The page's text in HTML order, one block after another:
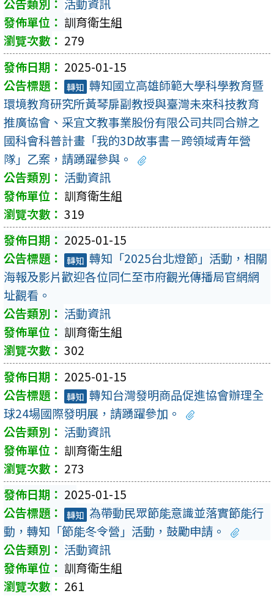
活動資訊
訓育衛生組
279
2025-01-15
轉知 轉知國立高雄師範大學科學教育暨
環境教育研究所黃琴扉副教授與臺灣未來科技教育
推廣協會、采宜文教事業股份有限公司共同合辦之
國科會科普計畫「我的3D故事書－跨領域青年營
隊」乙案，請踴躍參與。
活動資訊
訓育衛生組
319
2025-01-15
轉知 轉知「2025台北燈節」活動，相關
海報及影片歡迎各位同仁至市府觀光傳播局官網網
址觀看。
活動資訊
訓育衛生組
302
2025-01-15
轉知 轉知台灣發明商品促進協會辦理全
球24場國際發明展，請踴躍參加。
活動資訊
訓育衛生組
273
2025-01-15
轉知 為帶動民眾節能意識並落實節能行
動，轉知「節能冬令營」活動，鼓勵申請。
活動資訊
訓育衛生組
261